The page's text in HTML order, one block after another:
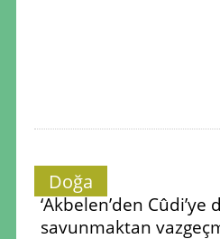
Doğa
‘Akbelen’den Cûdi’ye
savunmaktan